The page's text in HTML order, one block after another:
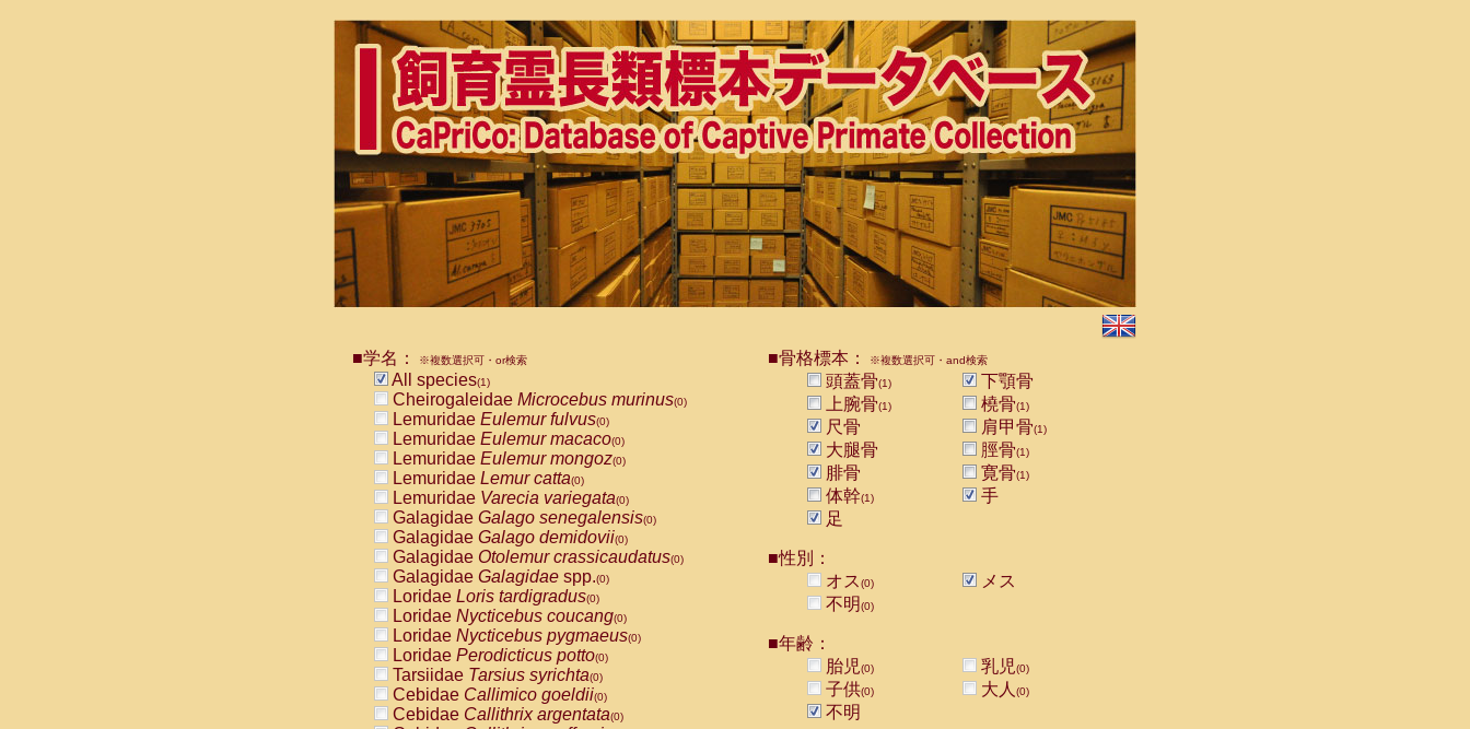
■学名： ※複数選択可・or検索
All species(1)
Cheirogaleidae Microcebus murinus(0)
Lemuridae Eulemur fulvus(0)
Lemuridae Eulemur macaco(0)
Lemuridae Eulemur mongoz(0)
Lemuridae Lemur catta(0)
Lemuridae Varecia variegata(0)
Galagidae Galago senegalensis(0)
Galagidae Galago demidovii(0)
Galagidae Otolemur crassicaudatus(0)
Galagidae Galagidae spp.(0)
Loridae Loris tardigradus(0)
Loridae Nycticebus coucang(0)
Loridae Nycticebus pygmaeus(0)
Loridae Perodicticus potto(0)
Tarsiidae Tarsius syrichta(0)
Cebidae Callimico goeldii(0)
Cebidae Callithrix argentata(0)
■骨格標本： ※複数選択可・and検索
頭蓋骨(1)
下顎骨
上腕骨(1) 橈骨(1)
尺骨 肩甲骨(1)
大腿骨 脛骨(1)
腓骨 寛骨(1)
体幹(1)
手
足
■性別：
オス(0)
メス
不明(0)
■年齢：
胎児(0) 乳児(0)
子供(0) 大人 (0)
不明